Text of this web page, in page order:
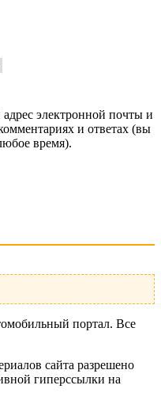
электронной почты и
и ответах (вы
время).
портал. Все
сайта разрешено
гиперссылки на